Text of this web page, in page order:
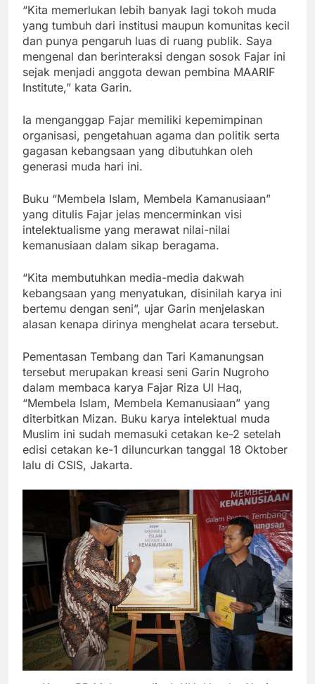
“Kita memerlukan lebih banyak lagi tokoh muda
yang tumbuh dari institusi maupun komunitas kecil
dan punya pengaruh luas di ruang publik. Saya
mengenal dan berinteraksi dengan sosok Fajar ini
sejak menjadi anggota dewan pembina MAARIF
Institute,” kata Garin.
Ia menganggap Fajar memiliki kepemimpinan
organisasi, pengetahuan agama dan politik serta
gagasan kebangsaan yang dibutuhkan oleh
generasi muda hari ini.
Buku “Membela Islam, Membela Kamanusiaan”
yang ditulis Fajar jelas mencerminkan visi
intelektualisme yang merawat nilai-nilai
kemanusiaan dalam sikap beragama.
“Kita membutuhkan media-media dakwah
kebangsaan yang menyatukan, disinilah karya ini
bertemu dengan seni”, ujar Garin menjelaskan
alasan kenapa dirinya menghelat acara tersebut.
Pementasan Tembang dan Tari Kamanungsan
tersebut merupakan kreasi seni Garin Nugroho
dalam membaca karya Fajar Riza Ul Haq,
“Membela Islam, Membela Kemanusiaan” yang
diterbitkan Mizan. Buku karya intelektual muda
Muslim ini sudah memasuki cetakan ke-2 setelah
edisi cetakan ke-1 diluncurkan tanggal 18 Oktober
lalu di CSIS, Jakarta.